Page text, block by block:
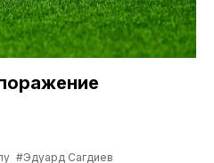
#Эдуард Сагдиев